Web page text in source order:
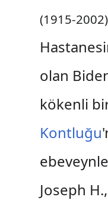
(1915-2002)
olan
kökenli
Kontluğu
Joseph H.,